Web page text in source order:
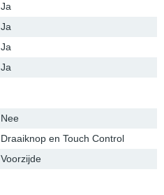
Ja
Ja
Ja
Ja
Nee
Draaiknop en Touch Control
Voorzijde